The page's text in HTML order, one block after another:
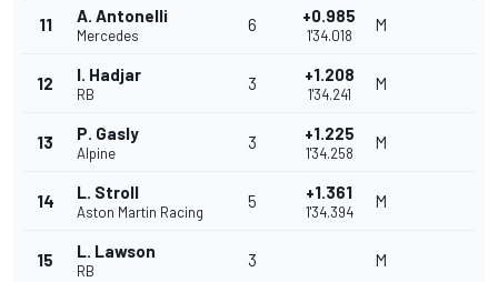
11 A. Antonelli
Mercedes
6 +0.985
1'34.018
M
12 I. Hadjar
RB
3 +1.208
1'34.241
M
13 P. Gasly
Alpine
3 +1.225
1'34.258
M
14 L. Stroll
Aston Martin Racing
5 +1.361
1'34.394
M
15 L. Lawson
RB
3 M